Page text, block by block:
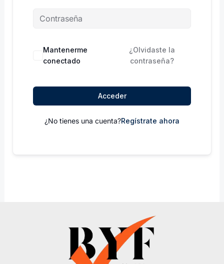
Mantenerme
conectado
¿Olvidaste la
contraseña?
Acceder
¿No tienes una cuenta?Regístrate ahora